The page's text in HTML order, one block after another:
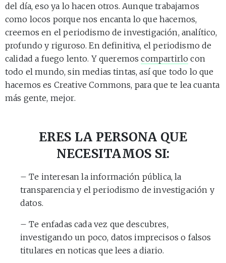
del día, eso ya lo hacen otros. Aunque trabajamos
como locos porque nos encanta lo que hacemos,
creemos en el periodismo de investigación, analítico,
profundo y riguroso. En definitiva, el periodismo de
calidad a fuego lento. Y queremoscompartirlo con
todo el mundo, sin medias tintas, así que todo lo que
hacemos es Creative Commons, para que te lea cuanta
más gente, mejor.
ERES LA PERSONA QUE
NECESITAMOS SI:
– Te interesan la información pública, la
transparencia y el periodismo de investigación y
datos.
– Te enfadas cada vez que descubres,
investigando un poco, datos imprecisos o falsos
titulares en noticas que lees a diario.